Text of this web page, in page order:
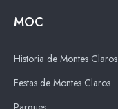
MOC
Historia de Montes Claros
Festas de Montes Claros